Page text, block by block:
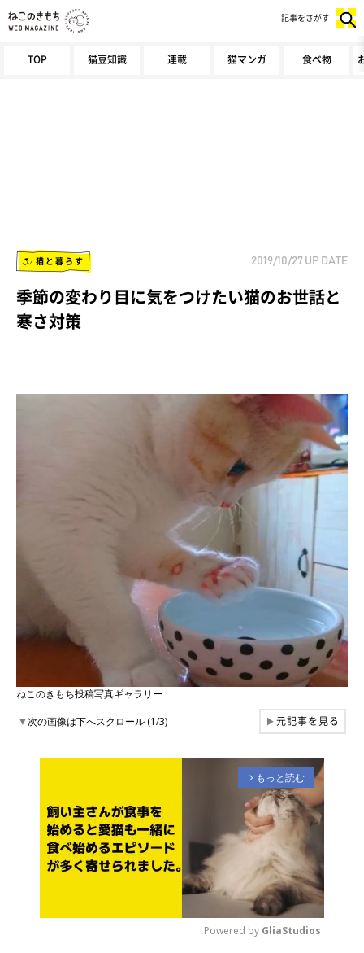
TOP 猫豆知識 連載 猫マンガ 食べ物
記事をさがす
猫と暮らす 2019/10/27 UP DATE
季節の変わり目に気をつけたい猫のお世話と
寒さ対策
ねこのきもち投稿写真ギャラリー
▼次の画像は下へスクロール (1/3) ▶元記事を見る
arrow_forward_ios もっと読む
Powered by GliaStudios